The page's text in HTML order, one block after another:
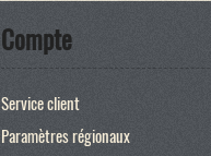
Compte
Service client
Paramètres régionaux